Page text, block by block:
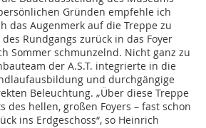
Gründen empfehle ich
das Augenmerk auf die Treppe zu
Rundgangs zurück in das Foyer
Sommer schmunzelnd. Nicht ganz zu
der A.S.T. integrierte in die
und durchgängige
Beleuchtung. „Über diese Treppe
des hellen, großen Foyers – fast schon
ins Erdgeschoss“, so Heinrich